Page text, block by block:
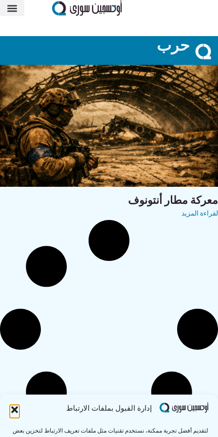
إدارة القبول بملفات الارتباط
لتقديم أفضل تجربة ممكنة، نستخدم تقنيات مثل ملفات تعريف الارتباط لتخزين بعض
حرب
معركة مطار أنتونوف
لقراءة المزيد